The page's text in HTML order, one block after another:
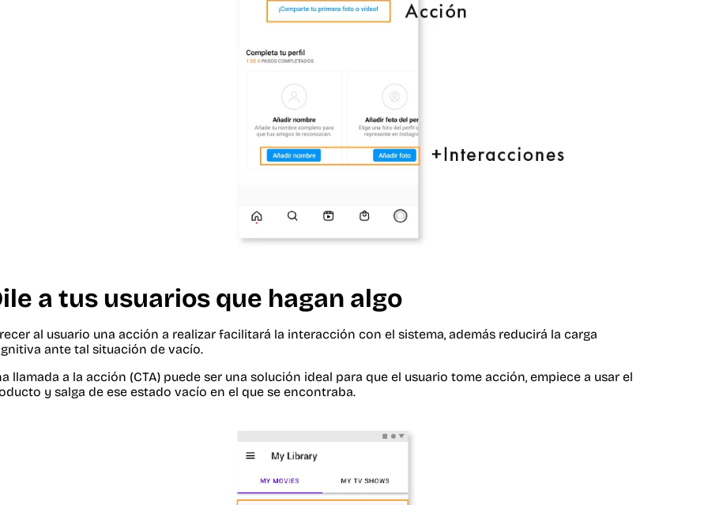
a tus usuarios que hagan algo
al usuario una acción a realizar facilitará la interacción con el sistema, además reducirá la carga
ante tal situación de vacío.
llamada a la acción (CTA) puede ser una solución ideal para que el usuario tome acción, empiece a usar el
y salga de ese estado vacío en el que se encontraba.